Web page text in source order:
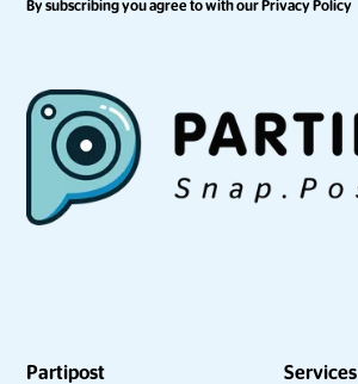
By subscribing you agree to with ourPrivacy Policy
Partipost Services